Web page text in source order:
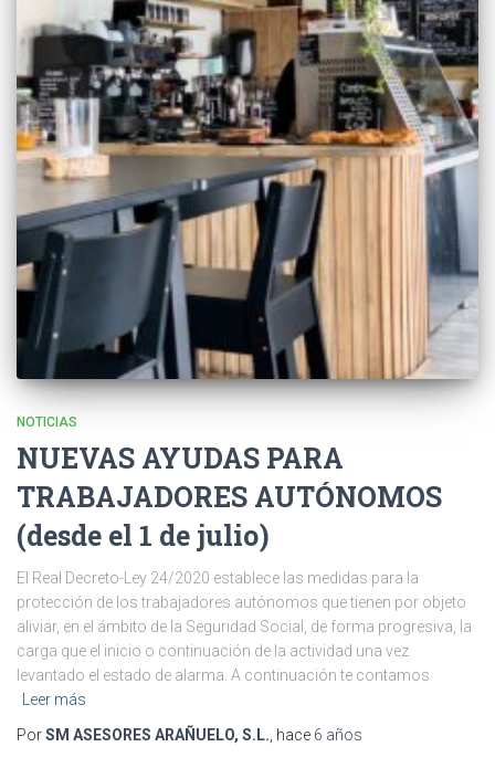
NOTICIAS
NUEVAS AYUDAS PARA
TRABAJADORES AUTÓNOMOS
(desde el 1 de julio)
El Real Decreto-Ley 24/2020 establece las medidas para la
protección de los trabajadores autónomos que tienen por objeto
aliviar, en el ámbito de la Seguridad Social, de forma progresiva, la
carga que el inicio o continuación de la actividad una vez
levantado el estado de alarma. A continuación te contamos
Leer más
PorSM ASESORES ARAÑUELO, S.L., hace 6 años